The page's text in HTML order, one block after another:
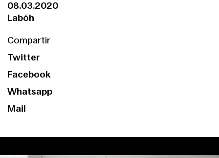
08.03.2020
Labóh
Compartir
Twitter
Facebook
Whatsapp
Mail